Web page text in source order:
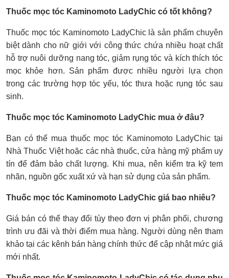
Thuốc mọc tóc Kaminomoto LadyChic có tốt không?
Thuốc mọc tóc Kaminomoto LadyChic là sản phẩm chuyên
biệt dành cho nữ giới với công thức chứa nhiều hoạt chất
hỗ trợ nuôi dưỡng nang tóc, giảm rụng tóc và kích thích tóc
mọc khỏe hơn. Sản phẩm được nhiều người lựa chọn
trong các trường hợp tóc yếu, tóc thưa hoặc rụng tóc sau
sinh.
Thuốc mọc tóc Kaminomoto LadyChic mua ở đâu?
Bạn có thể mua thuốc mọc tóc Kaminomoto LadyChic tại
Nhà Thuốc Việt hoặc các nhà thuốc, cửa hàng mỹ phẩm uy
tín để đảm bảo chất lượng. Khi mua, nên kiểm tra kỹ tem
nhãn, nguồn gốc xuất xứ và hạn sử dụng của sản phẩm.
Thuốc mọc tóc Kaminomoto LadyChic giá bao nhiêu?
Giá bán có thể thay đổi tùy theo đơn vị phân phối, chương
trình ưu đãi và thời điểm mua hàng. Người dùng nên tham
khảo tại các kênh bán hàng chính thức để cập nhật mức giá
mới nhất.